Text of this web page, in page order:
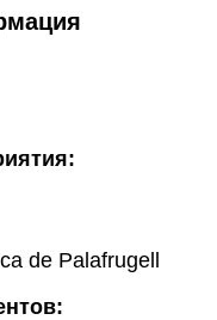
de Palafrugell